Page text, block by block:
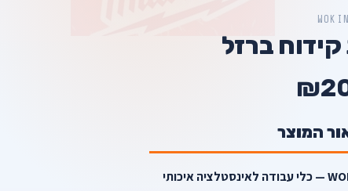
WOKIN
ברזל
המוצר
סט כוסות קידוח ברזל מבית WOKIN — כלי עבודה לאינסטלציה איכותי